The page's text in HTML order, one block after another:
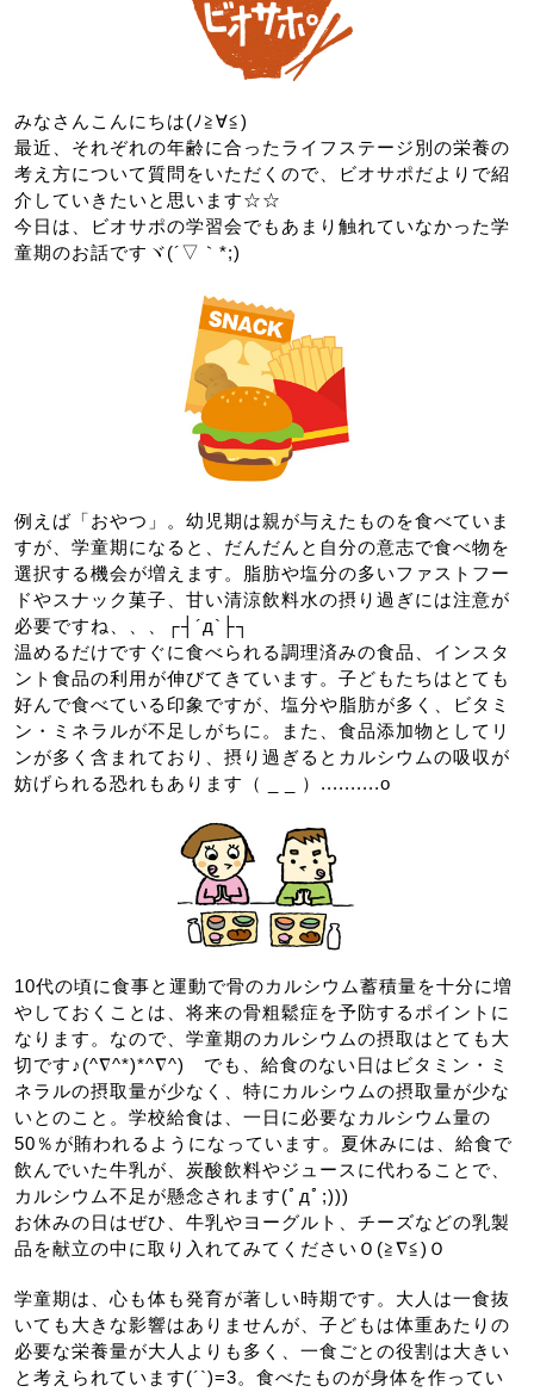
みなさんこんにちは(ﾉ≧∀≦)
最近、それぞれの年齢に合ったライフステージ別の栄養の
考え方について質問をいただくので、ビオサポだよりで紹
介していきたいと思います☆☆
今日は、ビオサポの学習会でもあまり触れていなかった学
童期のお話ですヾ(´▽｀*;)ゝ
例えば「おやつ」。幼児期は親が与えたものを食べていま
すが、学童期になると、だんだんと自分の意志で食べ物を
選択する機会が増えます。脂肪や塩分の多いファストフー
ドやスナック菓子、甘い清涼飲料水の摂り過ぎには注意が
必要ですね、、、┌┤´д`├┐
温めるだけですぐに食べられる調理済みの食品、インスタ
ント食品の利用が伸びてきています。子どもたちはとても
好んで食べている印象ですが、塩分や脂肪が多く、ビタミ
ン・ミネラルが不足しがちに。また、食品添加物としてリ
ンが多く含まれており、摂り過ぎるとカルシウムの吸収が
妨げられる恐れもあります（ _ _ ）..........o
10代の頃に食事と運動で骨のカルシウム蓄積量を十分に増
やしておくことは、将来の骨粗鬆症を予防するポイントに
なります。なので、学童期のカルシウムの摂取はとても大
切です♪(^∇^*)*^∇^) でも、給食のない日はビタミン・ミ
ネラルの摂取量が少なく、特にカルシウムの摂取量が少な
いとのこと。学校給食は、一日に必要なカルシウム量の
50％が賄われるようになっています。夏休みには、給食で
飲んでいた牛乳が、炭酸飲料やジュースに代わることで、
カルシウム不足が懸念されます(ﾟдﾟ;)))
お休みの日はぜひ、牛乳やヨーグルト、チーズなどの乳製
品を献立の中に取り入れてみてくださいＯ(≧∇≦)Ｏ
学童期は、心も体も発育が著しい時期です。大人は一食抜
いても大きな影響はありませんが、子どもは体重あたりの
必要な栄養量が大人よりも多く、一食ごとの役割は大きい
と考えられています(´`)=3。食べたものが身体を作ってい